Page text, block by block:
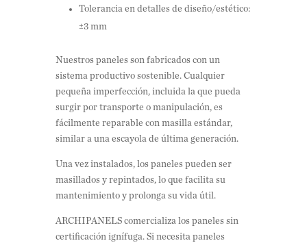
Tolerancia en detalles de diseño/estético:
±3 mm
Nuestros paneles son fabricados con un
sistema productivo sostenible. Cualquier
pequeña imperfección, incluida la que pueda
surgir por transporte o manipulación, es
fácilmente reparable con masilla estándar,
similar a una escayola de última generación.
Una vez instalados, los paneles pueden ser
masillados y repintados, lo que facilita su
mantenimiento y prolonga su vida útil.
ARCHIPANELS comercializa los paneles sin
certificación ignífuga. Si necesita paneles